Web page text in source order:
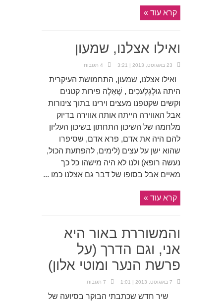
קרא עוד »
ואילו אצלנו, שמעון
23 באוגוסט, 2013 | 3:21 4 תגובות
ואילו אצלנו, שמעון, התחמושת העיקרית
היתה גוּלְגָלָעכִים , שֶׁאֵלֶה פירות קטנים
וקשים שקטפנו מעצים וירינו בתוך צינורות
אבל האווירה הייתה אותה אווירה בדיוק
מלחמה של השיכון התחתון בשיכון העליון
להם היה את אדם, פרא אדם, שסיפרו
שהוא ישן על עצים (לימים, להפתעת הכול,
נעשה רופא) ולנו לא היה מישהו כל כך
מאיים אבל בסופו של דבר גם אצלנו כמו ...
קרא עוד »
והמשוררת באור היא
אני, וגם הדרך (על
פרשת הנער ומוטי אלון)
7 באוגוסט, 2013 | 1:01 7 תגובות
שיר חדש שכתבתי הבוקר בסיועה של